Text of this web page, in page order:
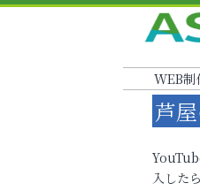
WEB制
芦
入した